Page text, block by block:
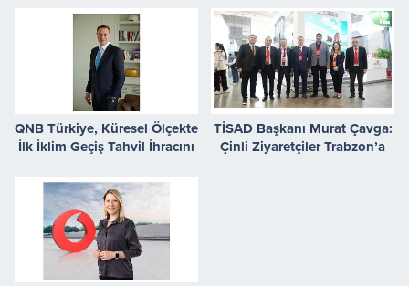
QNB Türkiye, Küresel Ölçekte
İlk İklim Geçiş Tahvil İhracını
TİSAD Başkanı Murat Çavga:
Çinli Ziyaretçiler Trabzon’a